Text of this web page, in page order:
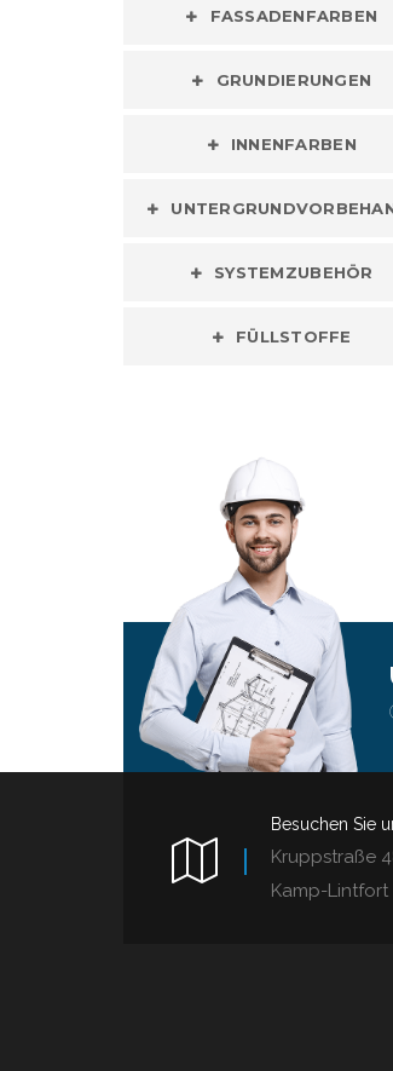
FASSADENFARBEN
GRUNDIERUNGEN
INNENFARBEN
SYSTEMZUBEHÖR
FÜLLSTOFFE
Besuchen Sie
Kruppstraße
Kamp-Lintfort